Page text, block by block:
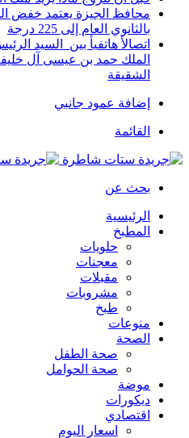
محافظ الجيزة يعتمد خفض
بالثانوي العام إلى 225 درجة
اتصالأ هاتفيأ بين السيد
الملك حمد بن عيسى آل
الشقيقة
إضافة عمود جانبي
القائمة
بحث عن
الرئيسية
المطبخ
حلويات
معجنات
مقبلات
مشروبات
طبخ
منوعات
الصحة
صحة الطفل
صحة الحوامل
موضة
ديكورات
اقتصادي
اسعار اليوم